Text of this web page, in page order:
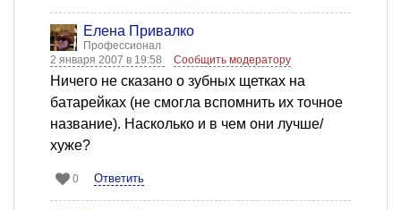
Елена Привалко
Профессионал
2 января 2007 в 19:58
Сообщить модератору
Ничего не сказано о зубных щетках на
батарейках (не смогла вспомнить их точное
название). Насколько и в чем они лучше/
хуже?
0 Ответить